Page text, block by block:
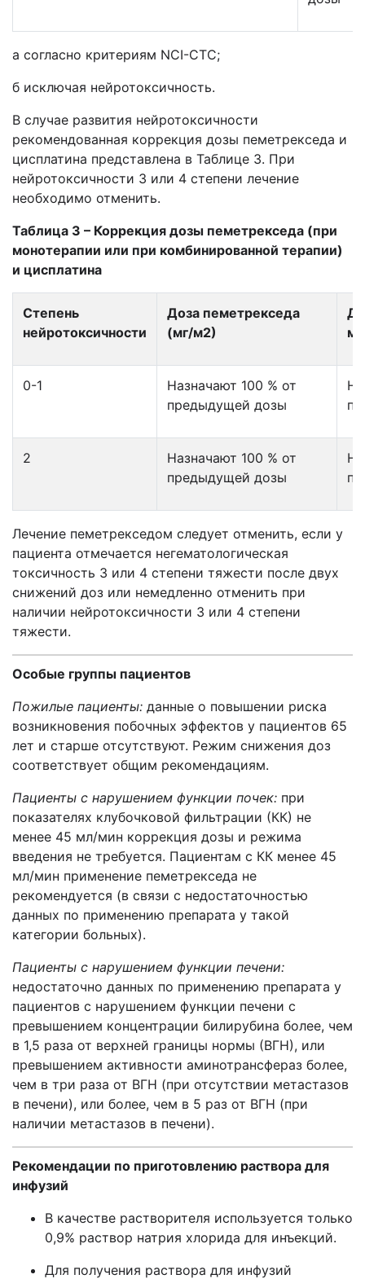
а согласно критериям NCI-СТС;
б исключая нейротоксичность.
В случае развития нейротоксичности
рекомендованная коррекция дозы пеметрекседа и
цисплатина представлена в Таблице 3. При
нейротоксичности 3 или 4 степени лечение
необходимо отменить.
Таблица 3 – Коррекция дозы пеметрекседа (при
монотерапии или при комбинированной терапии)
и цисплатина
Степень
нейротоксичности
Доза пеметрекседа
(мг/м2)
м
0-1
Назначают 100 % от
предыдущей дозы
2
Назначают 100 % от
предыдущей дозы
Лечение пеметрекседом следует отменить, если у
пациента отмечается негематологическая
токсичность 3 или 4 степени тяжести после двух
снижений доз или немедленно отменить при
наличии нейротоксичности 3 или 4 степени
тяжести.
Особые группы пациентов
Пожилые пациенты: данные о повышении риска
возникновения побочных эффектов у пациентов 65
лет и старше отсутствуют. Режим снижения доз
соответствует общим рекомендациям.
Пациенты с нарушением функции почек: при
показателях клубочковой фильтрации (КК) не
менее 45 мл/мин коррекция дозы и режима
введения не требуется. Пациентам с КК менее 45
мл/мин применение пеметрекседа не
рекомендуется (в связи с недостаточностью
данных по применению препарата у такой
категории больных).
Пациенты с нарушением функции печени:
недостаточно данных по применению препарата у
пациентов с нарушением функции печени с
превышением концентрации билирубина более, чем
в 1,5 раза от верхней границы нормы (ВГН), или
превышением активности аминотрансфераз более,
чем в три раза от ВГН (при отсутствии метастазов
в печени), или более, чем в 5 раз от ВГН (при
наличии метастазов в печени).
Рекомендации по приготовлению раствора для
инфузий
В качестве растворителя используется только
0,9% раствор натрия хлорида для инъекций.
Для получения раствора для инфузий